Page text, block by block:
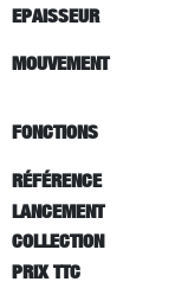
EPAISSEUR
MOUVEMENT
FONCTIONS
RÉFÉRENCE
LANCEMENT
COLLECTION
PRIX TTC